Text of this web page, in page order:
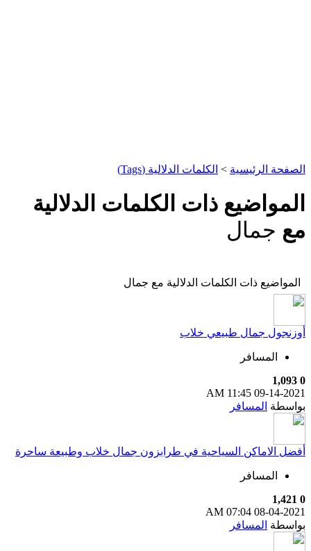
الصفحة الرئيسية > الكلمات الدلالية (Tags)
المواضيع ذات الكلمات الدلالية
مع جمال
المواضيع ذات الكلمات الدلالية مع جمال
أوزنجول جمال طبيعي خلاب
المسافر
0
1,093
09-14-2021
11:45 AM
بواسطة المسافر
أفضل الاماكن السياحية في طرابزون جمال خلاب وطبيعة ساحرة
المسافر
0
1,421
08-04-2021
07:04 AM
بواسطة المسافر